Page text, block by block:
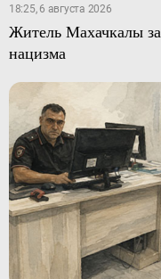
18:25, 6 августа 2026
Житель Махачкалы
нацизма